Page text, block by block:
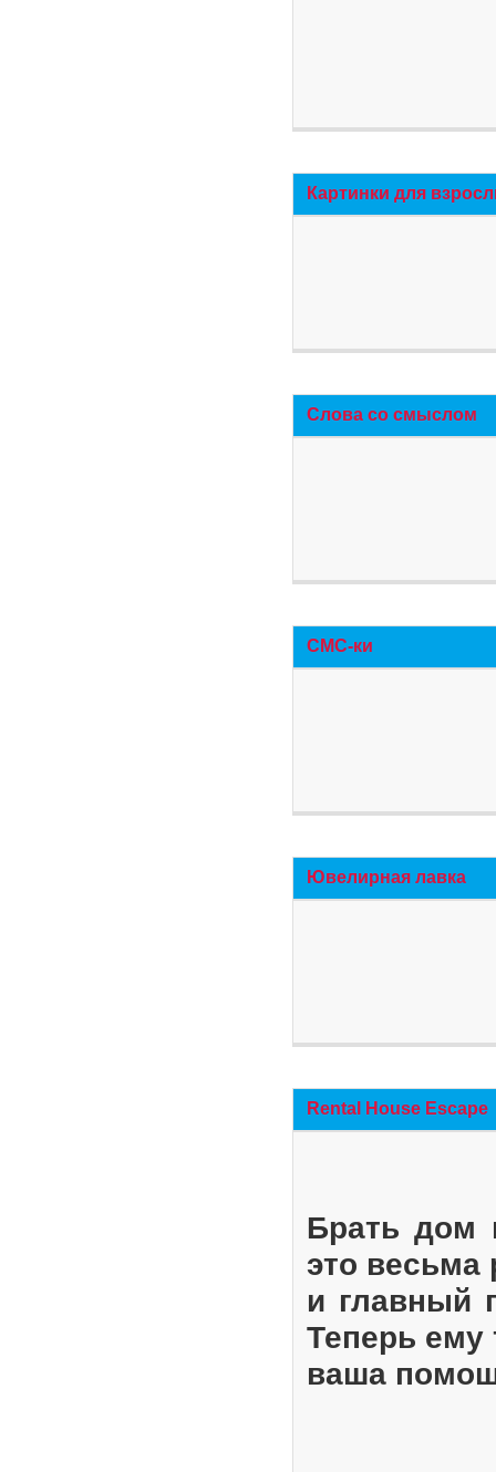
Картинки для
Слова со смыслом
СМС-ки
Ювелирная лавка
Rental House Escape
Брать дом
это весьма
и главный
Теперь ему
ваша